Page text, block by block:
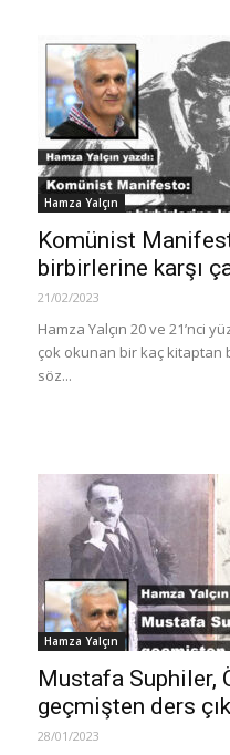
Hamza Yalçın
Komünist
birbirlerine karşı
21/02/2023
Hamza Yalçın 20 ve 21’nci
çok okunan bir kaç kitaptan
söz...
Hamza Yalçın
Mustafa Suphiler,
geçmişten ders
28/01/2023
iflas dosyası sayısında
artış